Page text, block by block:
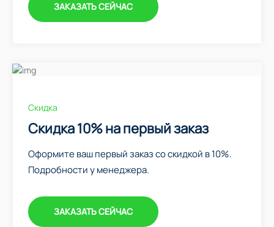
ЗАКАЗАТЬ СЕЙЧАС
Скидка
Скидка 10% на первый заказ
Оформите ваш первый заказ со скидкой в 10%.
Подробности у менеджера.
ЗАКАЗАТЬ СЕЙЧАС